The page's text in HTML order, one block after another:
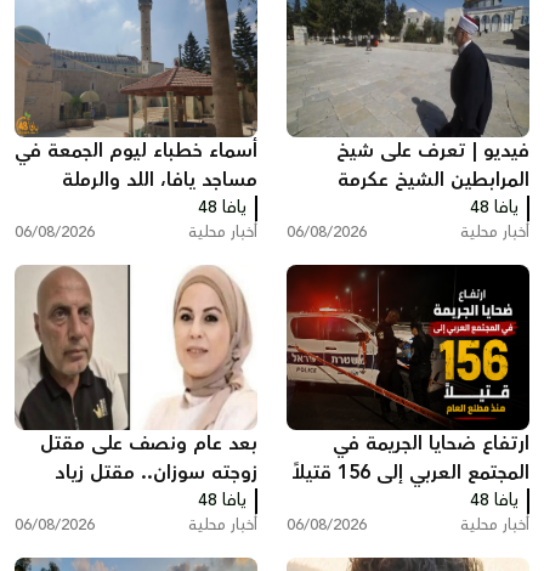
فيديو | تعرف على شيخ
المرابطين الشيخ عكرمة
صبري
يافا 48
أخبار محلية 06/08/2026
أسماء خطباء ليوم الجمعة في
مساجد يافا، اللد والرملة
يافا 48
أخبار محلية 06/08/2026
ارتفاع ضحايا الجريمة في
المجتمع العربي إلى 156 قتيلاً
منذ مطلع العام
يافا 48
أخبار محلية 06/08/2026
بعد عام ونصف على مقتل
زوجته سوزان.. مقتل زياد
بشارة من الطيرة في الطيبة
يافا 48
أخبار محلية 06/08/2026